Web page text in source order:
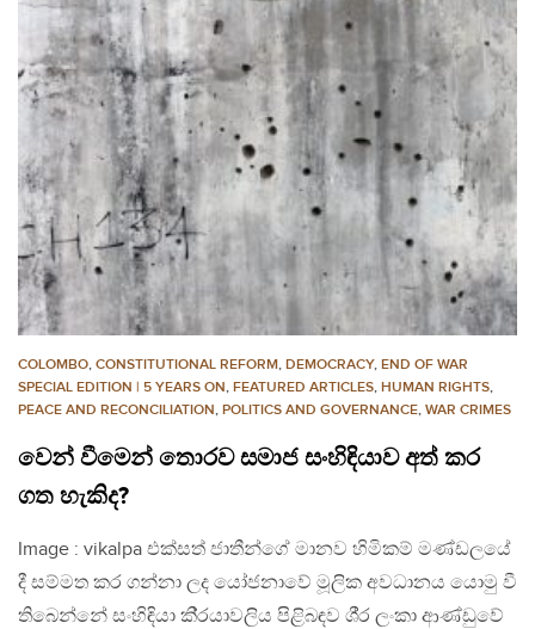
COLOMBO, CONSTITUTIONAL REFORM, DEMOCRACY, END OF WAR
SPECIAL EDITION | 5 YEARS ON, FEATURED ARTICLES, HUMAN RIGHTS,
PEACE AND RECONCILIATION, POLITICS AND GOVERNANCE, WAR CRIMES
වෙන් වීමෙන් තොරව සමාජ සංහිඳියාව අත් කර
ගත හැකිද?
Image : vikalpa එක්සත් ජාතීන්ගේ මානව හිමිකම් මණ්ඩලයේ
දී සම්මත කර ගන්නා ලද යෝජනාවේ මූලික අවධානය යොමු වී
තිබෙන්නේ සංහිඳියා කි‍්‍රයාවලිය පිළිබඳව ශී‍්‍ර ලංකා ආණ්ඩුවේ